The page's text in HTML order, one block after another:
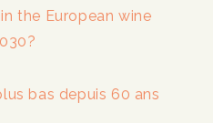
the European wine
bas depuis 60 ans